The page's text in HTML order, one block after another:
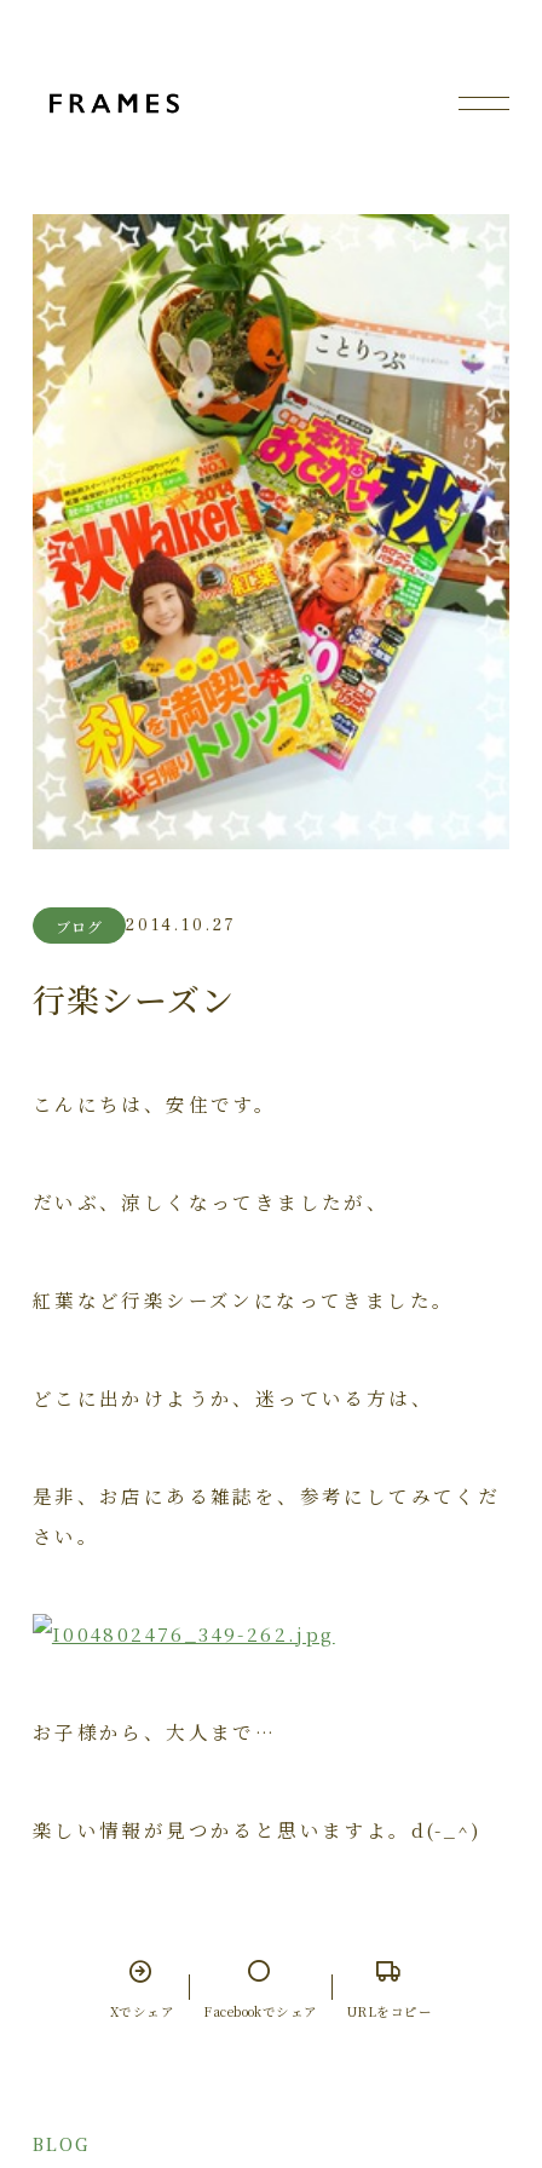
ブログ 2014.10.27
行楽シーズン
こんにちは、安住です。
だいぶ、涼しくなってきましたが、
紅葉など行楽シーズンになってきました。
どこに出かけようか、迷っている方は、
是非、お店にある雑誌を、参考にしてみてくだ
さい。
お子様から、大人まで…
楽しい情報が見つかると思いますよ。d(-_^)
Xでシェア Facebookでシェア URLをコピー
BLOG